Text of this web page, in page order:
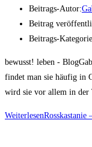
Beitrags-Autor:
Beitrag
Beitrags-
bewusst! leben -
findet man sie häufig in
wird sie vor allem in der
WeiterlesenRosskastanie